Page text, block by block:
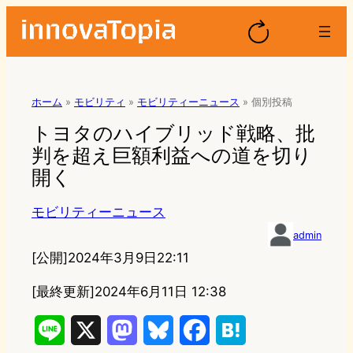
ホーム » モビリティ » モビリティーニュース » 個別投稿
トヨタのハイブリッド戦略、批
判を超え巨額利益への道を切り
開く
モビリティーニュース
admin
[公開]2024年3月9日22:11
[最終更新]2024年6月11日 12:38